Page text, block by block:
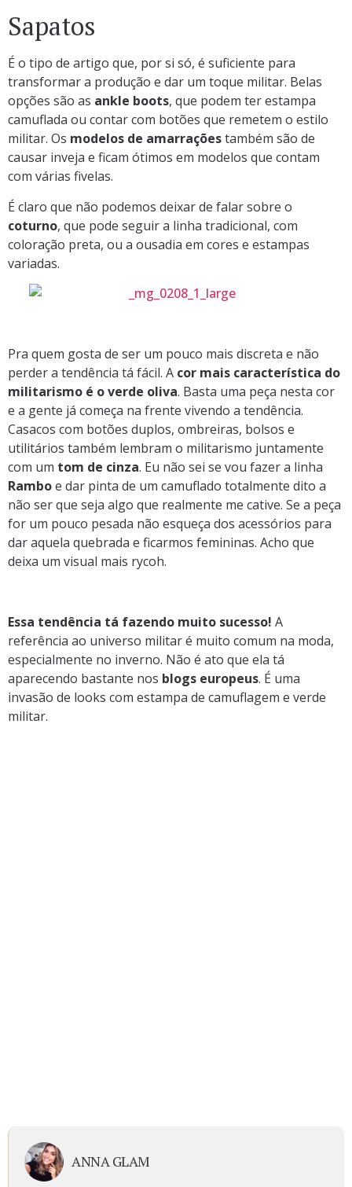
Sapatos
É o tipo de artigo que, por si só, é suficiente para
transformar a produção e dar um toque militar. Belas
opções são as ankle boots, que podem ter estampa
camuflada ou contar com botões que remetem o estilo
militar. Os modelos de amarraçõestambém são de
causar inveja e ficam ótimos em modelos que contam
com várias fivelas.
É claro que não podemos deixar de falar sobre o
coturno, que pode seguir a linha tradicional, com
coloração preta, ou a ousadia em cores e estampas
variadas.
Pra quem gosta de ser um pouco mais discreta e não
perder a tendência tá fácil. A cor mais característica do
militarismo é o verde oliva. Basta uma peça nesta cor
e a gente já começa na frente vivendo a tendência.
Casacos com botões duplos, ombreiras, bolsos e
utilitários também lembram o militarismo juntamente
com um tom de cinza. Eu não sei se vou fazer a linha
Ramboe dar pinta de um camuflado totalmente dito a
não ser que seja algo que realmente me cative. Se a peça
for um pouco pesada não esqueça dos acessórios para
dar aquela quebrada e ficarmos femininas. Acho que
deixa um visual mais rycoh.
Essa tendência tá fazendo muito sucesso! A
referência ao universo militar é muito comum na moda,
especialmente no inverno. Não é ato que ela tá
aparecendo bastante nos blogs europeus. É uma
invasão de looks com estampa de camuflagem e verde
militar.
ANNA GLAM